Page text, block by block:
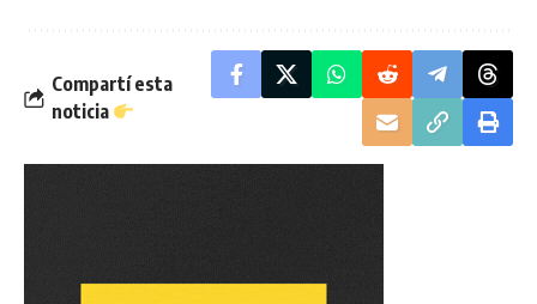
Compartí esta
noticia